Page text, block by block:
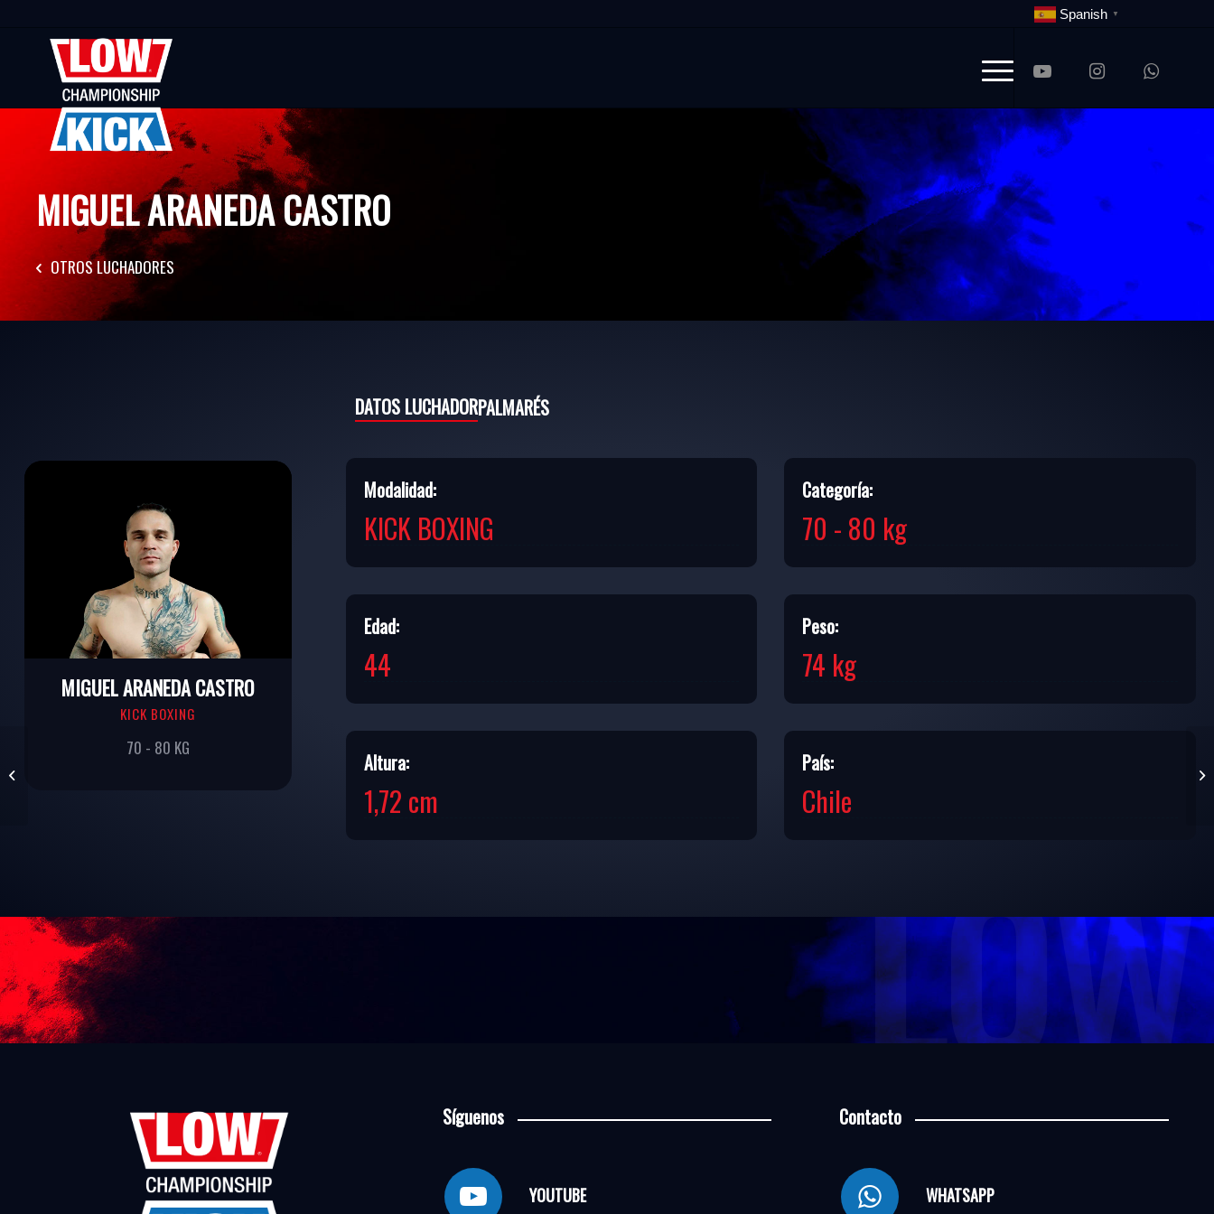
MIGUEL ARANEDA CASTRO
OTROS LUCHADORES
DATOS LUCHADORPALMARÉS
Modalidad:
KICK BOXING
Categoría:
70 - 80 kg
Edad:
44
Peso:
74 kg
Altura:
1,72 cm
País:
Chile
MIGUEL ARANEDA CASTRO
KICK BOXING
70 - 80 KG
Síguenos
YOUTUBE
Contacto
WHATSAPP
Spanish ▼